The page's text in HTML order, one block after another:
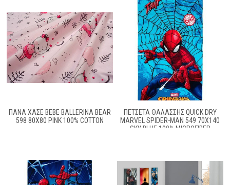
ΠΆΝΑ ΧΑΣΈ BEBE BALLERINA BEAR
598 80X80 PINK 100% COTTON
ΠΕΤΣΈΤΑ ΘΑΛΆΣΣΗΣ QUICK DRY
MARVEL SPIDER-MAN 549 70X140
SKY BLUE 100% MICROFIBER